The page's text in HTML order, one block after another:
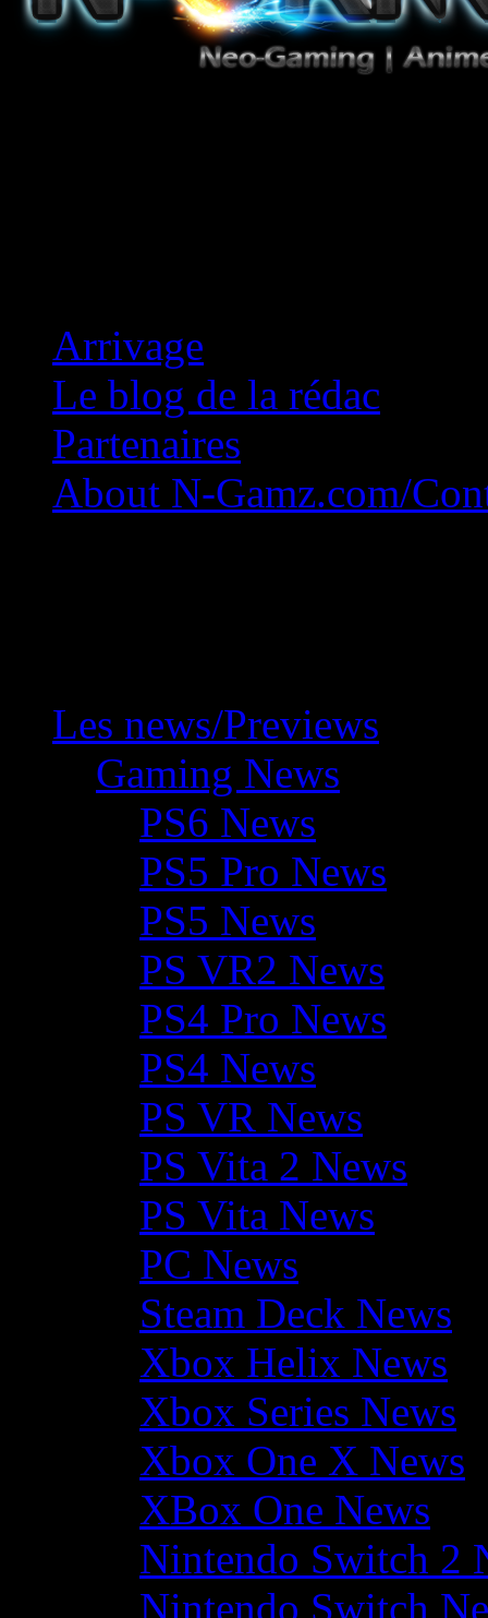
Arrivage
Le blog de la rédac
Partenaires
About N-Gamz.com/
Les news/Previews
Gaming News
PS6 News
PS5 Pro News
PS5 News
PS VR2 News
PS4 Pro News
PS4 News
PS VR News
PS Vita 2 News
PS Vita News
PC News
Steam Deck News
Xbox Helix News
Xbox Series News
Xbox One X News
XBox One News
Nintendo Switch 2
Nintendo Switch